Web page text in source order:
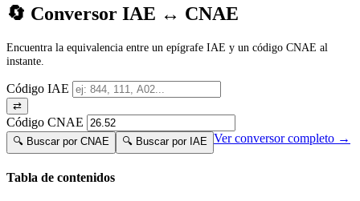
🔄 Conversor IAE ↔ CNAE
Encuentra la equivalencia entre un epígrafe IAE y un código CNAE al
instante.
Código IAE
⇄
Código CNAE
🔍 Buscar por CNAE 🔍 Buscar por IAE Ver conversor completo →
Tabla de contenidos